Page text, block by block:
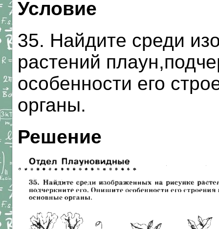
Условие
35. Найдите среди
растений
особенности его
органы.
Решение